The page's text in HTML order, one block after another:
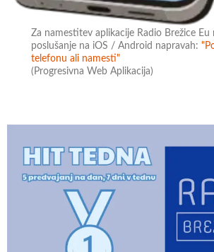
Za namestitev aplikacije Radio Brežice Eu
poslušanje na iOS / Android napravah:
telefonu ali namesti"
(Progresivna Web Aplikacija)